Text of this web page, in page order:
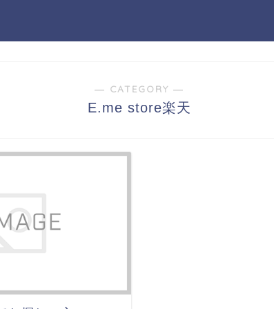
― CATEGORY ―
E.me store楽天